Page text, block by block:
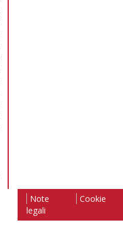
Note
legali
Cookie